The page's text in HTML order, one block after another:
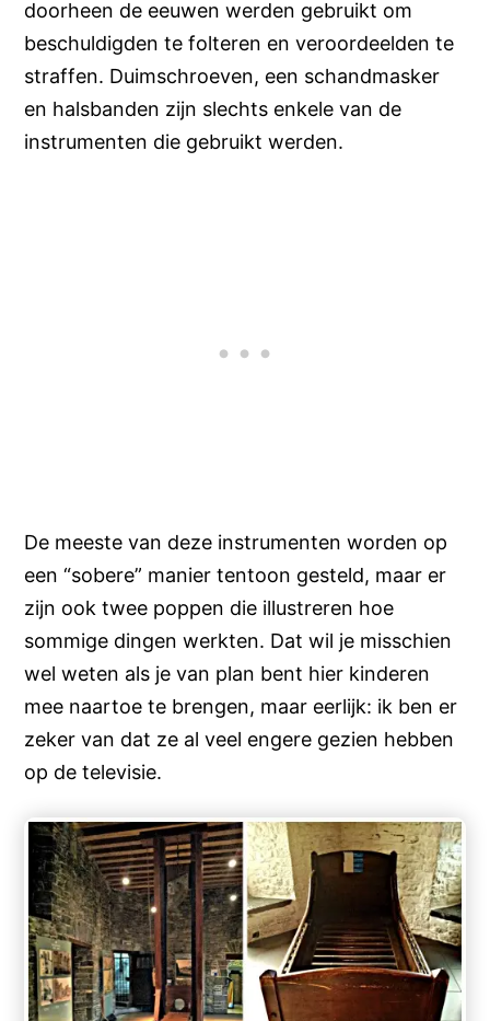
doorheen de eeuwen werden gebruikt om
beschuldigden te folteren en veroordeelden te
straffen. Duimschroeven, een schandmasker
en halsbanden zijn slechts enkele van de
instrumenten die gebruikt werden.
De meeste van deze instrumenten worden op
een “sobere” manier tentoon gesteld, maar er
zijn ook twee poppen die illustreren hoe
sommige dingen werkten. Dat wil je misschien
wel weten als je van plan bent hier kinderen
mee naartoe te brengen, maar eerlijk: ik ben er
zeker van dat ze al veel engere gezien hebben
op de televisie.